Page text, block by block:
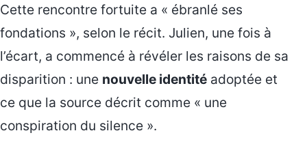
Cette rencontre fortuite a « ébranlé ses
fondations », selon le récit. Julien, une fois à
l’écart, a commencé à révéler les raisons de sa
disparition : une nouvelle identité adoptée et
ce que la source décrit comme « une
conspiration du silence ».